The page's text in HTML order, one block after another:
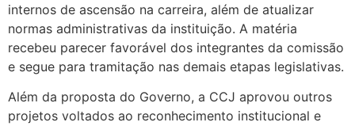
internos de ascensão na carreira, além de atualizar
normas administrativas da instituição. A matéria
recebeu parecer favorável dos integrantes da comissão
e segue para tramitação nas demais etapas legislativas.
Além da proposta do Governo, a CCJ aprovou outros
projetos voltados ao reconhecimento institucional e